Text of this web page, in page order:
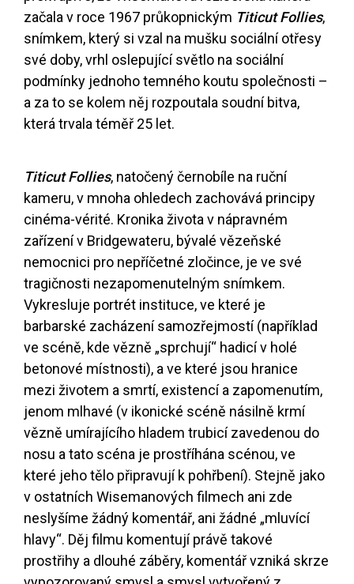
začala v roce 1967 průkopnickým Titicut Follies,
snímkem, který si vzal na mušku sociální otřesy
své doby, vrhl oslepující světlo na sociální
podmínky jednoho temného koutu společnosti –
a za to se kolem něj rozpoutala soudní bitva,
která trvala téměř 25 let.
Titicut Follies, natočený černobíle na ruční
kameru, v mnoha ohledech zachovává principy
cinéma-vérité. Kronika života v nápravném
zařízení v Bridgewateru, bývalé vězeňské
nemocnici pro nepříčetné zločince, je ve své
tragičnosti nezapomenutelným snímkem.
Vykresluje portrét instituce, ve které je
barbarské zacházení samozřejmostí (například
ve scéně, kde vězně „sprchují“ hadicí v holé
betonové místnosti), a ve které jsou hranice
mezi životem a smrtí, existencí a zapomenutím,
jenom mlhavé (v ikonické scéně násilně krmí
vězně umírajícího hladem trubicí zavedenou do
nosu a tato scéna je prostříhána scénou, ve
které jeho tělo připravují k pohřbení). Stejně jako
v ostatních Wisemanových filmech ani zde
neslyšíme žádný komentář, ani žádné „mluvící
hlavy“. Děj filmu komentují právě takové
prostřihy a dlouhé záběry, komentář vzniká skrze